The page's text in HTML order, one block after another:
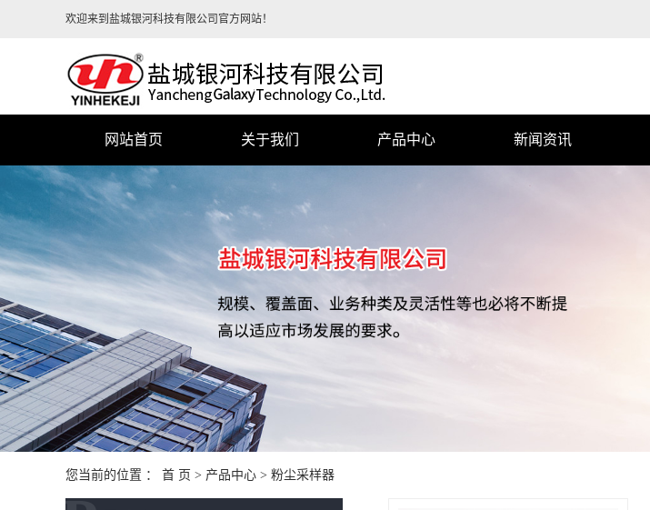
欢迎来到盐城银河科技有限公司官方网站！
网站首页 关于我们
公司简介
营业执照
荣誉资质
售后服务
产品中心 新闻资讯
您当前的位置 ： 首 页 > 产品中心 > 粉尘采样器